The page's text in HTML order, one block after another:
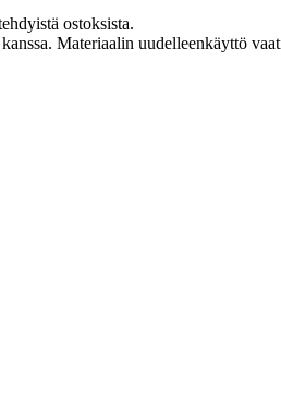
ostoksista.
Materiaalin uudelleenkäyttö